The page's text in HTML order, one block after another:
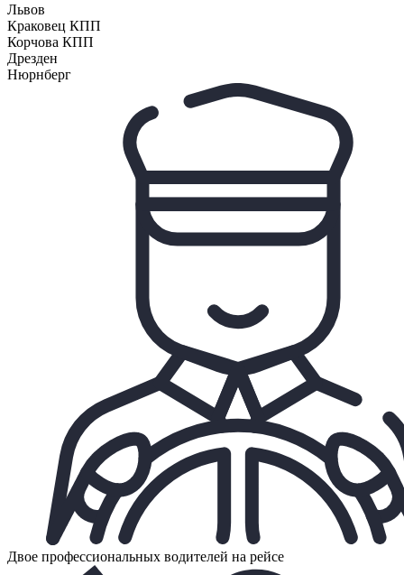
Львов
Краковец КПП
Корчова КПП
Дрезден
Нюрнберг
Двое профессиональных водителей на рейсе